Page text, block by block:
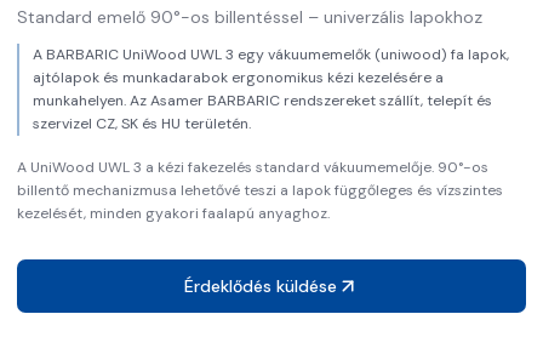
Standard emelő 90°-os billentéssel – univerzális lapokhoz
A BARBARIC UniWood UWL 3 egy vákuumemelők (uniwood) fa lapok,
ajtólapok és munkadarabok ergonomikus kézi kezelésére a
munkahelyen. Az Asamer BARBARIC rendszereket szállít, telepít és
szervizel CZ, SK és HU területén.
A UniWood UWL 3 a kézi fakezelés standard vákuumemelője. 90°-os
billentő mechanizmusa lehetővé teszi a lapok függőleges és vízszintes
kezelését, minden gyakori faalapú anyaghoz.
Érdeklődés küldése